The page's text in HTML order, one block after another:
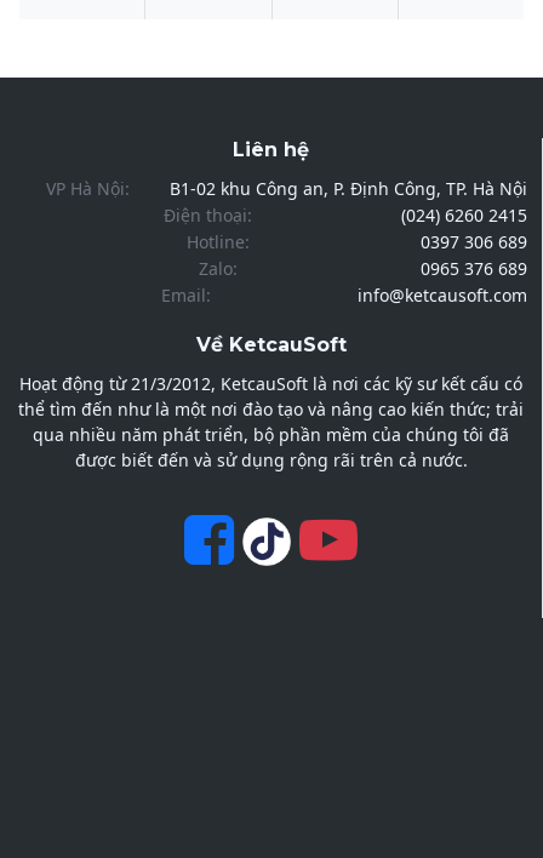
Liên hệ
VP Hà Nội:
B1-02 khu Công an, P. Định Công, TP. Hà Nội
Điện thoại:
(024) 6260 2415
Hotline:
0397 306 689
Zalo:
0965 376 689
Email:
info@ketcausoft.com
Về KetcauSoft
Hoạt động từ 21/3/2012, KetcauSoft là nơi các kỹ sư kết cấu có
thể tìm đến như là một nơi đào tạo và nâng cao kiến thức; trải
qua nhiều năm phát triển, bộ phần mềm của chúng tôi đã
được biết đến và sử dụng rộng rãi trên cả nước.